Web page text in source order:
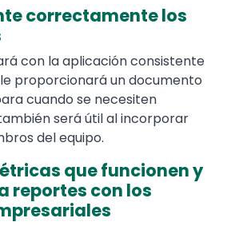
correctamente los
con la aplicación consistente
proporcionará un documento
cuando se necesiten
será útil al incorporar
del equipo.
que funcionen y
reportes con los